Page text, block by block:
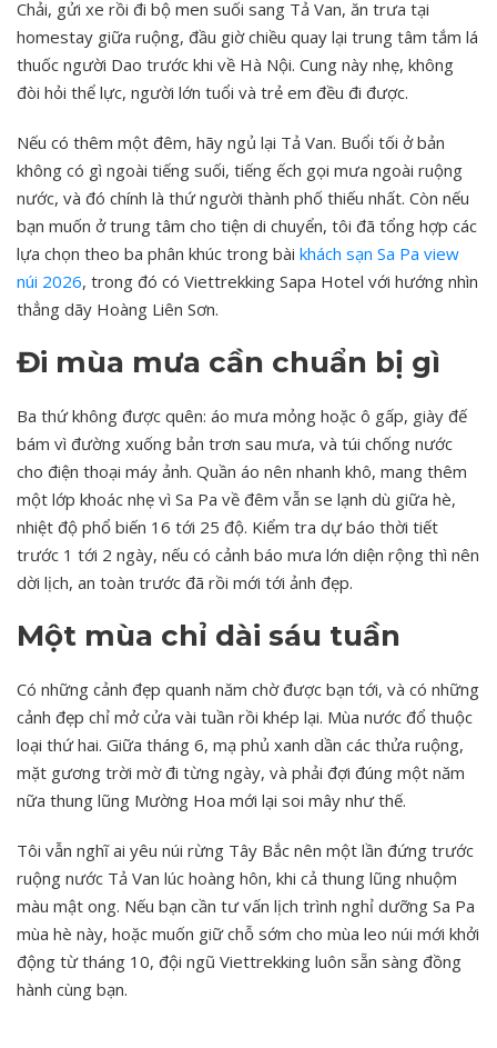
Chải, gửi xe rồi đi bộ men suối sang Tả Van, ăn trưa tại
homestay giữa ruộng, đầu giờ chiều quay lại trung tâm tắm lá
thuốc người Dao trước khi về Hà Nội. Cung này nhẹ, không
đòi hỏi thể lực, người lớn tuổi và trẻ em đều đi được.
Nếu có thêm một đêm, hãy ngủ lại Tả Van. Buổi tối ở bản
không có gì ngoài tiếng suối, tiếng ếch gọi mưa ngoài ruộng
nước, và đó chính là thứ người thành phố thiếu nhất. Còn nếu
bạn muốn ở trung tâm cho tiện di chuyển, tôi đã tổng hợp các
lựa chọn theo ba phân khúc trong bài khách sạn Sa Pa view
núi 2026, trong đó có Viettrekking Sapa Hotel với hướng nhìn
thẳng dãy Hoàng Liên Sơn.
Đi mùa mưa cần chuẩn bị gì
Ba thứ không được quên: áo mưa mỏng hoặc ô gấp, giày đế
bám vì đường xuống bản trơn sau mưa, và túi chống nước
cho điện thoại máy ảnh. Quần áo nên nhanh khô, mang thêm
một lớp khoác nhẹ vì Sa Pa về đêm vẫn se lạnh dù giữa hè,
nhiệt độ phổ biến 16 tới 25 độ. Kiểm tra dự báo thời tiết
trước 1 tới 2 ngày, nếu có cảnh báo mưa lớn diện rộng thì nên
dời lịch, an toàn trước đã rồi mới tới ảnh đẹp.
Một mùa chỉ dài sáu tuần
Có những cảnh đẹp quanh năm chờ được bạn tới, và có những
cảnh đẹp chỉ mở cửa vài tuần rồi khép lại. Mùa nước đổ thuộc
loại thứ hai. Giữa tháng 6, mạ phủ xanh dần các thửa ruộng,
mặt gương trời mờ đi từng ngày, và phải đợi đúng một năm
nữa thung lũng Mường Hoa mới lại soi mây như thế.
Tôi vẫn nghĩ ai yêu núi rừng Tây Bắc nên một lần đứng trước
ruộng nước Tả Van lúc hoàng hôn, khi cả thung lũng nhuộm
màu mật ong. Nếu bạn cần tư vấn lịch trình nghỉ dưỡng Sa Pa
mùa hè này, hoặc muốn giữ chỗ sớm cho mùa leo núi mới khởi
động từ tháng 10, đội ngũ Viettrekking luôn sẵn sàng đồng
hành cùng bạn.